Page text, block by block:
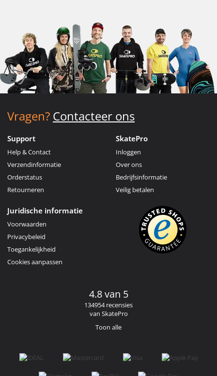
Vragen? Contacteer ons
Support
Help & Contact
Verzendinformatie
Orderstatus
Retourneren
SkatePro
Inloggen
Over ons
Bedrijfsinformatie
Veilig betalen
Juridische informatie
Voorwaarden
Privacybeleid
Toegankelijkheid
Cookies aanpassen
4.8 van 5
134954 recensies
van SkatePro
Toon alle